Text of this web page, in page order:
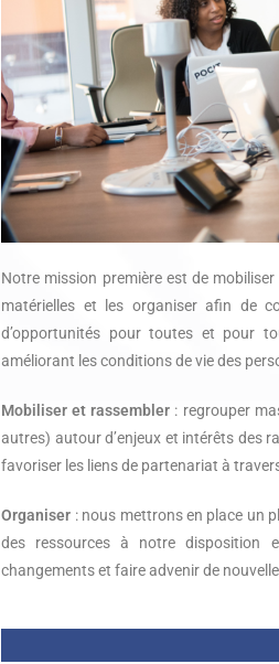
Notre mission première est de
matérielles et les organiser afin de
d’opportunités pour toutes et pour
améliorant les conditions de vie des
Mobiliser et rassembler : regrouper
autres) autour d’enjeux et intérêts des
favoriser les liens de partenariat à
Organiser : nous mettrons en place un
des ressources à notre disposition
changements et faire advenir de